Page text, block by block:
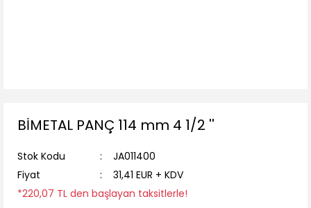
BİMETAL PANÇ 114 mm 4 1/2 ''
Stok Kodu
JA011400
Fiyat
31,41 EUR + KDV
*220,07 TL den başlayan taksitlerle!